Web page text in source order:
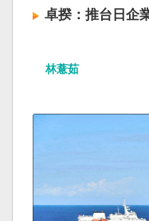
卓揆：推台日企
林薏茹